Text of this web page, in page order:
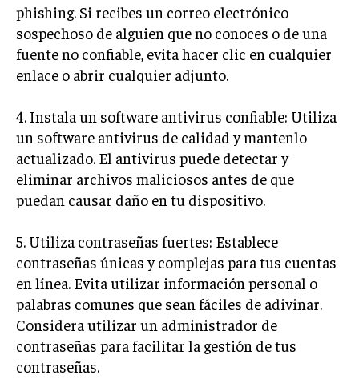
phishing. Si recibes un correo electrónico
sospechoso de alguien que no conoces o de una
fuente no confiable, evita hacer clic en cualquier
enlace o abrir cualquier adjunto.
4. Instala un software antivirus confiable: Utiliza
un software antivirus de calidad y mantenlo
actualizado. El antivirus puede detectar y
eliminar archivos maliciosos antes de que
puedan causar daño en tu dispositivo.
5. Utiliza contraseñas fuertes: Establece
contraseñas únicas y complejas para tus cuentas
en línea. Evita utilizar información personal o
palabras comunes que sean fáciles de adivinar.
Considera utilizar un administrador de
contraseñas para facilitar la gestión de tus
contraseñas.